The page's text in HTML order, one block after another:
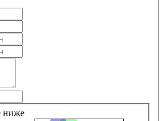
ниже